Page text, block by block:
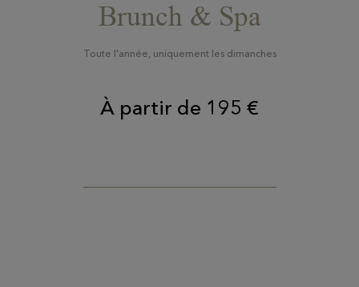
Brunch & Spa
Toute l'année, uniquement les dimanches
À partir de 195 €